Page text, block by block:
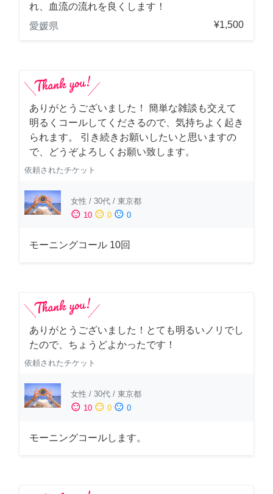
れ、血流の流れを良くします！
愛媛県
¥1,500
ありがとうございました！ 簡単な雑談も交えて
明るくコールしてくださるので、気持ちよく起き
られます。 引き続きお願いしたいと思いますの
で、どうぞよろしくお願い致します。
依頼されたチケット
女性 / 30代 / 東京都
sentiment_satisfied 10 sentiment_neutral 0 sentiment_dissatisfied 0
モーニングコール 10回
ありがとうございました！とても明るいノリでし
たので、ちょうどよかったです！
依頼されたチケット
女性 / 30代 / 東京都
sentiment_satisfied 10 sentiment_neutral 0 sentiment_dissatisfied 0
モーニングコールします。